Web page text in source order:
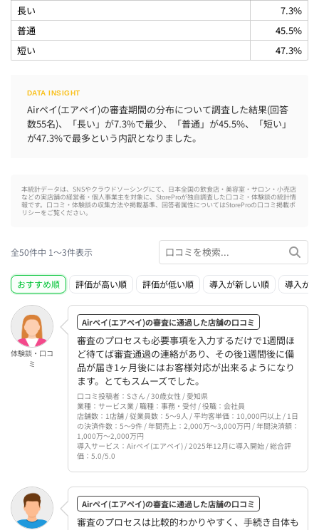
長い
7.3%
普通
45.5%
短い
47.3%
Airペイ(エアペイ)の審査期間の分布について調査した結果(回答
数55名)、「長い」が7.3%で最少、「普通」が45.5%、「短い」
が47.3%で最多という内訳となりました。
本統計データは、SNSやクラウドソーシングにて、日本全国の飲食店・美容室・サロン・小売店
などの実店舗の経営者・個人事業主を対象に、StoreProが独自調査した口コミ・体験談の統計情
報です。口コミ・体験談の収集方法や掲載基準、回答者属性についてはStoreProの口コミ掲載ポ
リシーをご覧ください。
全50件中 1〜3件表示
おすすめ順 評価が高い順 評価が低い順 導入が新しい順 導入が
体験談・口コ
ミ
Airペイ(エアペイ)の審査に通過した店舗の口コミ
審査のプロセスも必要事項を入力するだけで1週間ほ
ど待てば審査通過の連絡があり、その後1週間後に備
品が届き1ヶ月後にはお客様対応が出来るようになり
ます。とてもスムーズでした。
口コミ投稿者：Sさん / 30歳女性 / 愛知県
業種：サービス業 / 職種：事務・受付 / 役職：会社員
店舗数：1店舗 / 従業員数：5〜9人 / 平均客単価：10,000円以上 / 1日
の決済件数：5〜9件 / 年間売上：2,000万〜3,000万円 / 年間決済額：
1,000万〜2,000万円
導入サービス：Airペイ(エアペイ) / 2025年12月に導入開始 / 総合評
価：5.0/5.0
Airペイ(エアペイ)の審査に通過した店舗の口コミ
審査のプロセスは比較的わかりやすく、手続き自体も